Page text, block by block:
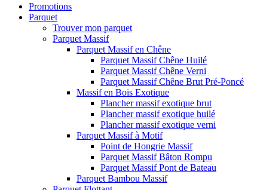
Promotions
Parquet
Trouver mon parquet
Parquet Massif
Parquet Massif en Chêne
Parquet Massif Chêne Huilé
Parquet Massif Chêne Verni
Parquet Massif Chêne Brut Pré-Poncé
Massif en Bois Exotique
Plancher massif exotique brut
Plancher massif exotique huilé
Plancher massif exotique verni
Parquet Massif à Motif
Point de Hongrie Massif
Parquet Massif Bâton Rompu
Parquet Massif Pont de Bateau
Parquet Bambou Massif